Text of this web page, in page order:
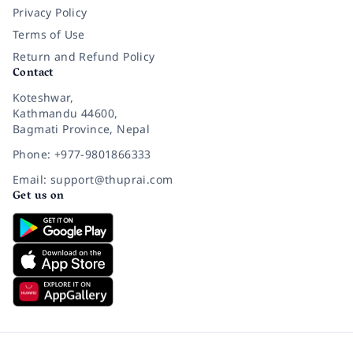
Privacy Policy
Terms of Use
Return and Refund Policy
Contact
Koteshwar,
Kathmandu 44600,
Bagmati Province, Nepal
Phone: +977-9801866333
Email: support@thuprai.com
Get us on